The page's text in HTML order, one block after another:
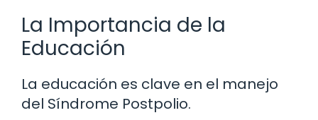
La Importancia de la
Educación
La educación es clave en el manejo
del Síndrome Postpolio.